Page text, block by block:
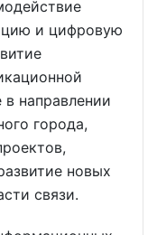
и цифровую
направлении
города,
новых
связи.